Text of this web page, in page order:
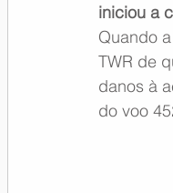
iniciou a
Quando
TWR de
danos à
do voo